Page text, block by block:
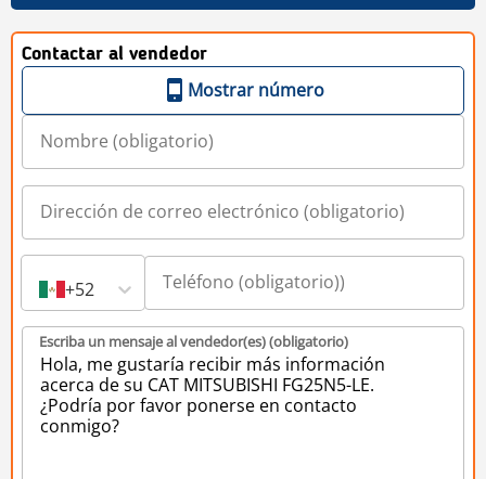
Contactar al vendedor
Mostrar número
+52
Escriba un mensaje al vendedor(es) (obligatorio)